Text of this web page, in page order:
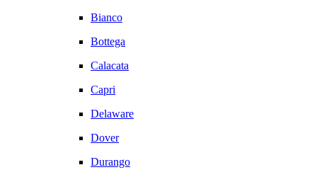
Bianco
Bottega
Calacata
Capri
Delaware
Dover
Durango